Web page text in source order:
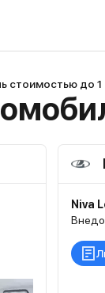
стоимостью до
Niva